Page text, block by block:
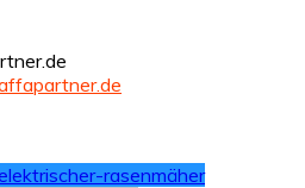
rasenmäher